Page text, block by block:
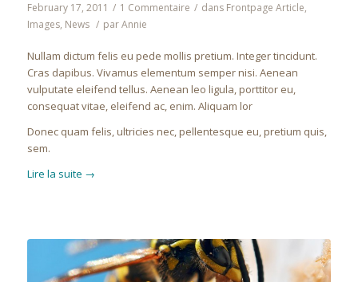
February 17, 2011 / 1 Commentaire / dans Frontpage Article,
Images, News / parAnnie
Nullam dictum felis eu pede mollis pretium. Integer tincidunt.
Cras dapibus. Vivamus elementum semper nisi. Aenean
vulputate eleifend tellus. Aenean leo ligula, porttitor eu,
consequat vitae, eleifend ac, enim. Aliquam lor
Donec quam felis, ultricies nec, pellentesque eu, pretium quis,
sem.
Lire la suite →